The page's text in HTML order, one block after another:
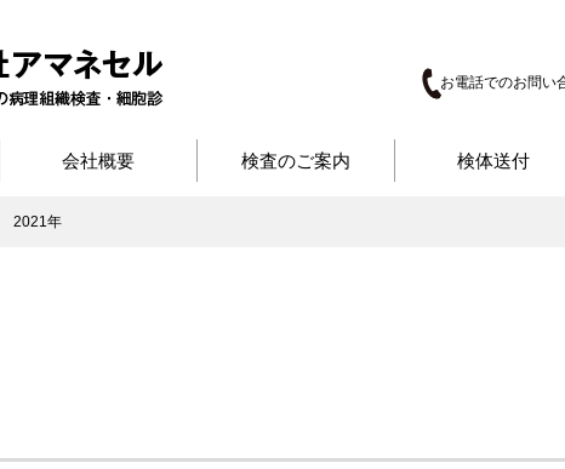
お電話でのお問い
会社概要 検査のご案内 検体送付
2021年